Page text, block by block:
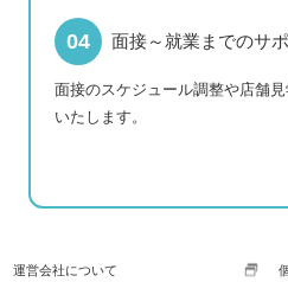
面接～就業までのサ
面接のスケジュール調整や店舗
いたします。
運営会社について